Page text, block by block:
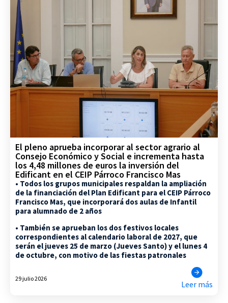
El pleno aprueba incorporar al sector agrario al
Consejo Económico y Social e incrementa hasta
los 4,48 millones de euros la inversión del
Edificant en el CEIP Párroco Francisco Mas
• Todos los grupos municipales respaldan la ampliación
de la financiación del Plan Edificant para el CEIP Párroco
Francisco Mas, que incorporará dos aulas de Infantil
para alumnado de 2 años
• También se aprueban los dos festivos locales
correspondientes al calendario laboral de 2027, que
serán el jueves 25 de marzo (Jueves Santo) y el lunes 4
de octubre, con motivo de las fiestas patronales
29 julio 2026
Leer más